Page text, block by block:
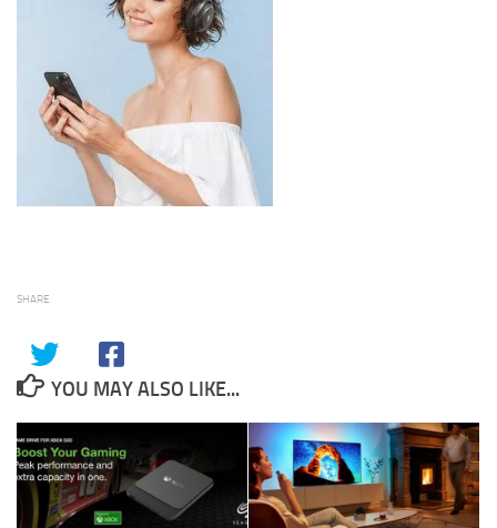
SHARE
YOU MAY ALSO LIKE...